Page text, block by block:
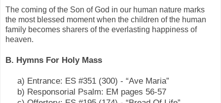
The coming of the Son of God in our human nature marks
the most blessed moment when the children of the human
family becomes sharers of the everlasting happiness of
heaven.
B. Hymns For Holy Mass
a) Entrance: ES #351 (300) - “Ave Maria”
b) Responsorial Psalm: EM pages 56-57